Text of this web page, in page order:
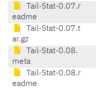
Tail-Stat-0.07.r
eadme
Tail-Stat-0.07.t
ar.gz
Tail-Stat-0.08.
meta
Tail-Stat-0.08.r
eadme